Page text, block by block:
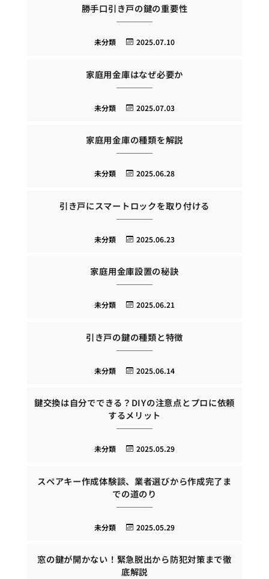
勝手口引き戸の鍵の重要性
2025.07.10
未分類
家庭用金庫はなぜ必要か
2025.07.03
未分類
家庭用金庫の種類を解説
2025.06.28
未分類
引き戸にスマートロックを取り付ける
2025.06.23
未分類
家庭用金庫設置の秘訣
2025.06.21
未分類
引き戸の鍵の種類と特徴
2025.06.14
未分類
鍵交換は自分でできる？DIYの注意点とプロに依頼
するメリット
2025.05.29
未分類
スペアキー作成体験談、業者選びから作成完了ま
での道のり
2025.05.29
未分類
窓の鍵が開かない！緊急脱出から防犯対策まで徹
底解説